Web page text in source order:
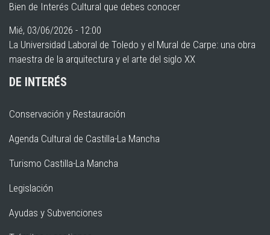
Bien de Interés Cultural que debes conocer
Mié, 03/06/2026 - 12:00
La Universidad Laboral de Toledo y el Mural de Carpe: una obra
maestra de la arquitectura y el arte del siglo XX
DE INTERÉS
Conservación y Restauración
Agenda Cultural de Castilla-La Mancha
Turismo Castilla-La Mancha
Legislación
Ayudas y Subvenciones